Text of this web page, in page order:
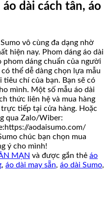
dài cách tân, áo
vô cùng đa dạng nhờ
hiện nay. Phom dáng áo dài
dáng chuẩn của người
thể dễ dàng chọn lựa mẫu
chí của bạn. Bạn sẽ có
mình. Một số mẫu áo dài
thức liên hệ và mua hàng
tiếp tại cửa hàng. Hoặc
qua Zalo/Wiber:
aodaisumo.com/
chúc bạn chọn mua
ý cho mình!
MẠN và được gắn thẻ áo
, áo dài may sẵn, áo dài Sumo,